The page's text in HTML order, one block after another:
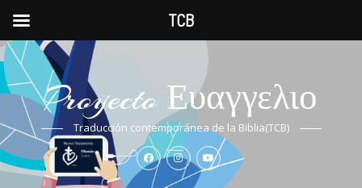
Proyecto Ευαγγελιο
Traducción contemporánea de la Biblia(TCB)
TCB